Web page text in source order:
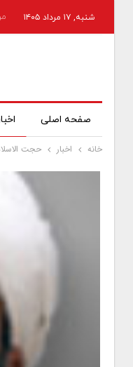
شنبه, ۱۷ مرداد ۱۴۰۵
صفحه اصلی
خانه اخبار حجت